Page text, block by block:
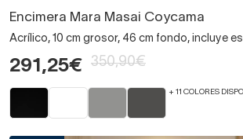
Encimera Mara Masai Coycama
Acrílico, 10 cm grosor, 46 cm fondo, incluye
291,25€ 350,90€
+ 11 COLORES